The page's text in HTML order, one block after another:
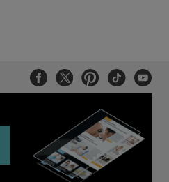
FacebookTwitterPinterest
TiktokYoutube